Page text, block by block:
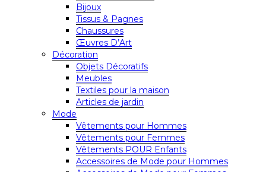
Bijoux
Tissus & Pagnes
Chaussures
Œuvres D’Art
Décoration
Objets Décoratifs
Meubles
Textiles pour la maison
Articles de jardin
Mode
Vêtements pour Hommes
Vêtements pour Femmes
Vêtements POUR Enfants
Accessoires de Mode pour Hommes